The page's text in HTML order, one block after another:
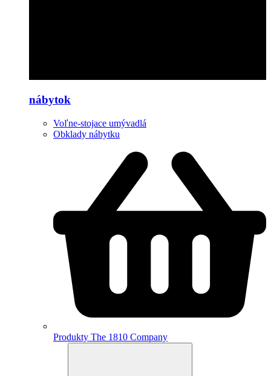
nábytok
Voľne-stojace umývadlá
Obklady nábytku
Produkty The 1810 Company